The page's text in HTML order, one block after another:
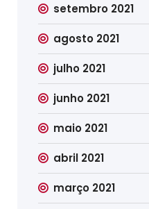
setembro 2021
agosto 2021
julho 2021
junho 2021
maio 2021
abril 2021
março 2021